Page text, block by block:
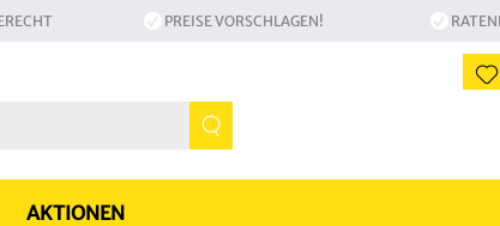
PREISE VORSCHLAGEN!
AKTIONEN